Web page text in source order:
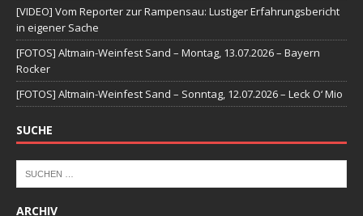
[VIDEO] Vom Reporter zur Rampensau: Lustiger Erfahrungsbericht
in eigener Sache
[FOTOS] Altmain-Weinfest Sand – Montag, 13.07.2026 – Bayern
Rocker
[FOTOS] Altmain-Weinfest Sand – Sonntag, 12.07.2026 – Leck O‘ Mio
SUCHE
ARCHIV